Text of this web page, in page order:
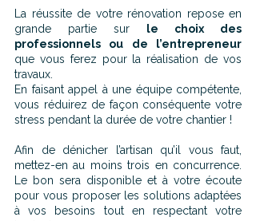
La réussite de votre rénovation repose en
grande partie sur le choix des
professionnels ou de l’entrepreneur
que vous ferez pour la réalisation de vos
travaux.
En faisant appel à une équipe compétente,
vous réduirez de façon conséquente votre
stress pendant la durée de votre chantier !
Afin de dénicher l’artisan qu’il vous faut,
mettez-en au moins trois en concurrence.
Le bon sera disponible et à votre écoute
pour vous proposer les solutions adaptées
à vos besoins tout en respectant votre